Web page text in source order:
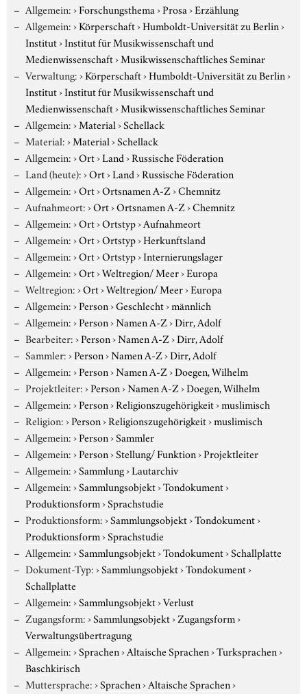
Allgemein:›Forschungsthema›Prosa›Erzählung
Allgemein:›Körperschaft›Humboldt-Universität zu Berlin›
Institut›Institut für Musikwissenschaft und
Medienwissenschaft›Musikwissenschaftliches Seminar
Verwaltung:›Körperschaft›Humboldt-Universität zu Berlin›
Institut›Institut für Musikwissenschaft und
Medienwissenschaft›Musikwissenschaftliches Seminar
Allgemein:›Material›Schellack
Material:›Material›Schellack
Allgemein:›Ort›Land›Russische Föderation
Land (heute):›Ort›Land›Russische Föderation
Allgemein:›Ort›Ortsnamen A-Z›Chemnitz
Aufnahmeort:›Ort›Ortsnamen A-Z›Chemnitz
Allgemein:›Ort›Ortstyp›Aufnahmeort
Allgemein:›Ort›Ortstyp›Herkunftsland
Allgemein:›Ort›Ortstyp›Internierungslager
Allgemein:›Ort›Weltregion/ Meer›Europa
Weltregion:›Ort›Weltregion/ Meer›Europa
Allgemein:›Person›Geschlecht›männlich
Allgemein:›Person›Namen A-Z›Dirr, Adolf
Bearbeiter:›Person›Namen A-Z›Dirr, Adolf
Sammler:›Person›Namen A-Z›Dirr, Adolf
Allgemein:›Person›Namen A-Z›Doegen, Wilhelm
Projektleiter:›Person›Namen A-Z›Doegen, Wilhelm
Allgemein:›Person›Religionszugehörigkeit›muslimisch
Religion:›Person›Religionszugehörigkeit›muslimisch
Allgemein:›Person›Sammler
Allgemein:›Person›Stellung/ Funktion›Projektleiter
Allgemein:›Sammlung›Lautarchiv
Allgemein:›Sammlungsobjekt›Tondokument›
Produktionsform›Sprachstudie
Produktionsform:›Sammlungsobjekt›Tondokument›
Produktionsform›Sprachstudie
Allgemein:›Sammlungsobjekt›Tondokument›Schallplatte
Dokument-Typ:›Sammlungsobjekt›Tondokument›
Schallplatte
Allgemein:›Sammlungsobjekt›Verlust
Zugangsform:›Sammlungsobjekt›Zugangsform›
Verwaltungsübertragung
Allgemein:›Sprachen›Altaische Sprachen›Turksprachen›
Baschkirisch
Muttersprache:›Sprachen›Altaische Sprachen›